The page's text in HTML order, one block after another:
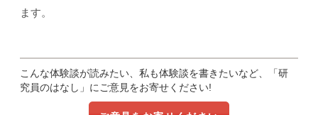
ます。
こんな体験談が読みたい、私も体験談を書きたいなど、「研
究員のはなし」にご意見をお寄せください!